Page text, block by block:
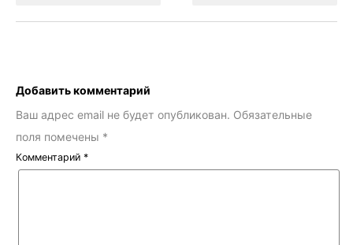
Добавить комментарий
Ваш адрес email не будет опубликован. Обязательные
поля помечены *
Комментарий *